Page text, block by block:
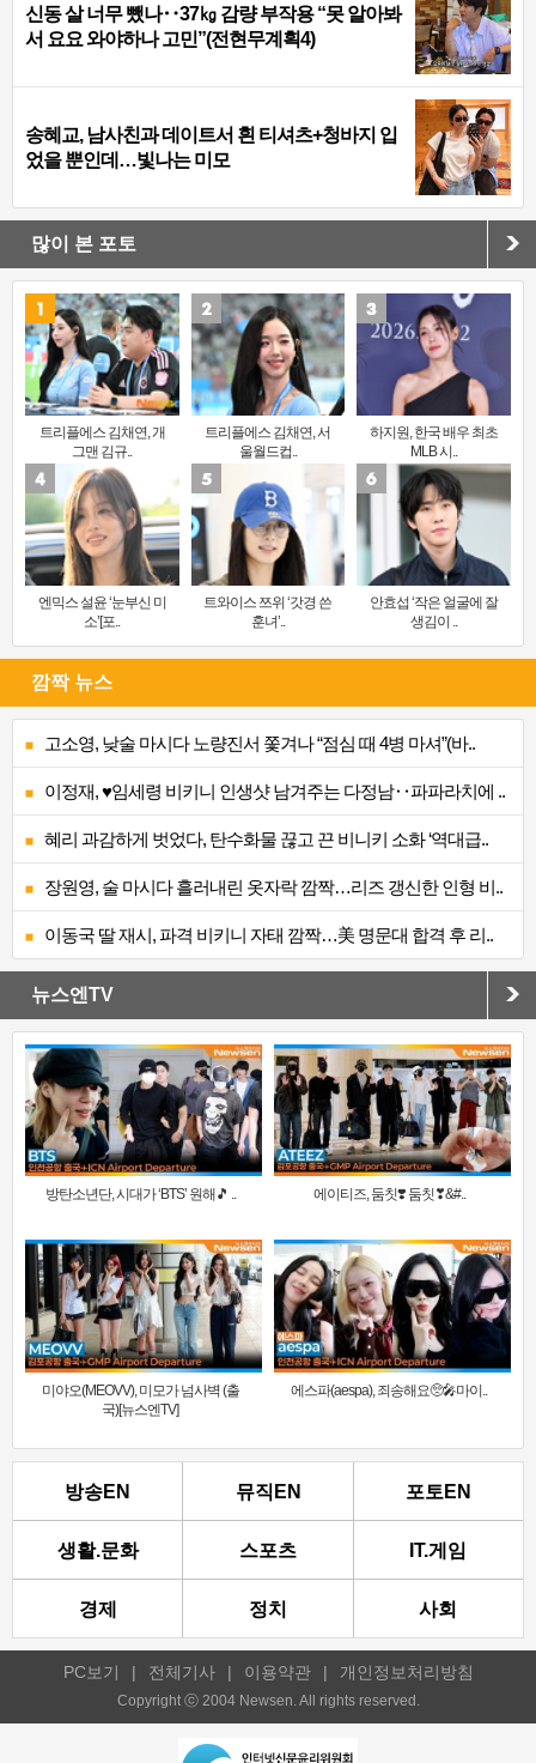
신동 살 너무 뺐나‥37㎏ 감량 부작용 “못 알아봐
서 요요 와야하나 고민”(전현무계획4)
송혜교, 남사친과 데이트서 흰 티셔츠+청바지 입
었을 뿐인데…빛나는 미모
많이 본 포토
트리플에스 김채연, 개
그맨 김규..
트리플에스 김채연, 서
울월드컵..
하지원, 한국 배우 최초
MLB 시..
엔믹스 설윤 ‘눈부신 미
소’[포..
트와이스 쯔위 ‘갓경 쓴
훈녀’..
안효섭 ‘작은 얼굴에 잘
생김이 ..
깜짝 뉴스
고소영, 낮술 마시다 노량진서 쫓겨나 “점심 때 4병 마셔”(바..
이정재, ♥임세령 비키니 인생샷 남겨주는 다정남‥파파라치에 ..
혜리 과감하게 벗었다, 탄수화물 끊고 끈 비니키 소화 ‘역대급..
장원영, 술 마시다 흘러내린 옷자락 깜짝…리즈 갱신한 인형 비..
이동국 딸 재시, 파격 비키니 자태 깜짝…美 명문대 합격 후 리..
뉴스엔TV
방탄소년단, 시대가 ‘BTS’ 원해🎵 .. 에이티즈, 둠칫❣️ 둠칫❣&#..
미야오(MEOVV), 미모가 넘사벽 (출
국)[뉴스엔TV]
에스파(aespa), 죄송해요🥺🎤마이..
방송EN 뮤직EN 포토EN
생활.문화 스포츠 IT.게임
경제 정치 사회
PC보기 | 전체기사 | 이용약관 | 개인정보처리방침
Copyright ⓒ 2004 Newsen. All rights reserved.